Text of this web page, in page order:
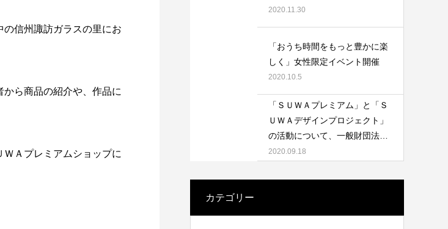
ワークスペース ホビー・アウトドア
ジュエリー・アクセサリー インテリア
家電・日用品
キッチン・食器
信州諏訪ガラスの里にお
ら商品の紹介や、作品に
Ａプレミアムショップに
2020.11.30
「おうち時間をもっと豊かに楽
しく」女性限定イベント開催
2020.10.5
「ＳＵＷＡプレミアム」と「Ｓ
ＵＷＡデザインプロジェクト」
の活動について、一般財団法人
地域活性化センターさんの取材
2020.09.18
カテゴリー